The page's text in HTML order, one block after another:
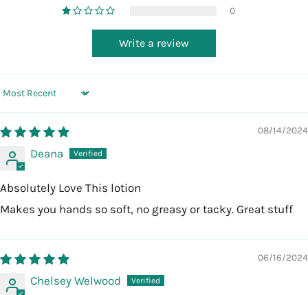
0
Write a review
Sort by
08/14/2024
Deana
Absolutely Love This lotion
Makes you hands so soft, no greasy or tacky. Great stuff
06/16/2024
Chelsey Welwood